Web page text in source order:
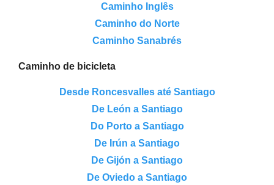
Caminho Inglês
Caminho do Norte
Caminho Sanabrés
Caminho de bicicleta
Desde Roncesvalles até Santiago
De León a Santiago
Do Porto a Santiago
De Irún a Santiago
De Gijón a Santiago
De Oviedo a Santiago